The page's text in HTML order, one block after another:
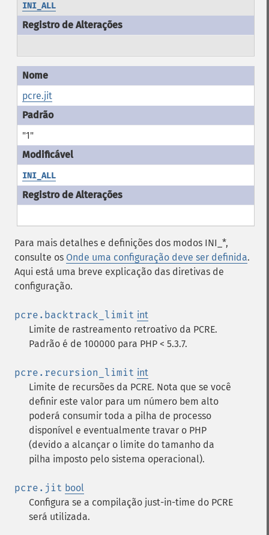
INI_ALL
pcre.jit
"1"
INI_ALL
Para mais detalhes e definições dos modos INI_*,
consulte os Onde uma configuração deve ser definida.
Aqui está uma breve explicação das diretivas de
configuração.
pcre.backtrack_limit int
Limite de rastreamento retroativo da PCRE.
Padrão é de 100000 para PHP < 5.3.7.
pcre.recursion_limit int
Limite de recursões da PCRE. Nota que se você
definir este valor para um número bem alto
poderá consumir toda a pilha de processo
disponível e eventualmente travar o PHP
(devido a alcançar o limite do tamanho da
pilha imposto pelo sistema operacional).
pcre.jit bool
Configura se a compilação just-in-time do PCRE
será utilizada.